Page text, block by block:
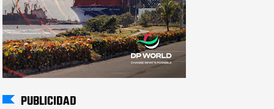
PUBLICIDAD